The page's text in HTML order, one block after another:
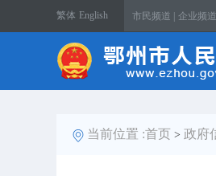
繁体 English 市民频道 | 企业频
当前位置 :首页 > 政府